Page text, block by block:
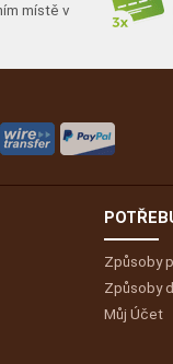
místě v
Způsoby
Způsoby
MůjÚčet